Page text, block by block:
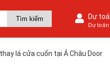
Dự
Dự
lá cửa cuốn tại Á Châu Door